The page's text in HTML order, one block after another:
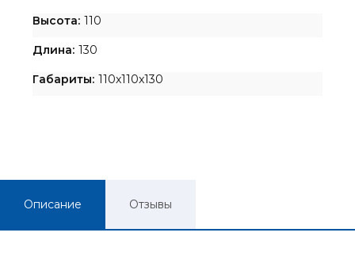
Высота: 110
Длина: 130
Габариты: 110x110x130
Описание Отзывы